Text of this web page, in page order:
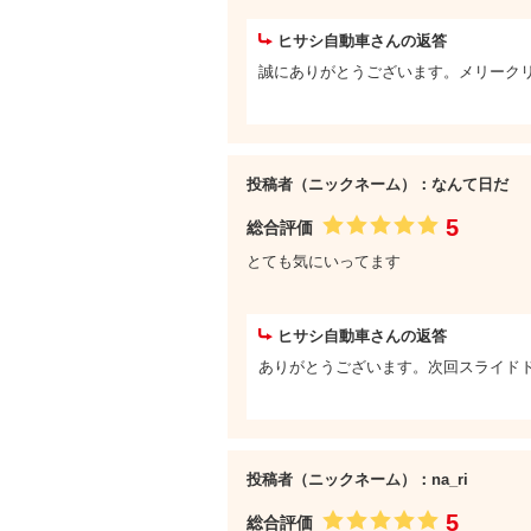
ヒサシ自動車さんの返答
誠にありがとうございます。メリーク
投稿者（ニックネーム）：なんて日だ
総合評価 5
とても気にいってます
ヒサシ自動車さんの返答
ありがとうございます。次回スライド
投稿者（ニックネーム）：na_ri
総合評価 5